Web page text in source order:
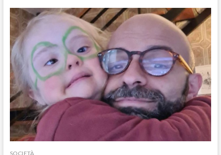
coraggiosa
che
i
figli
dal
killer
SOCIETÀ